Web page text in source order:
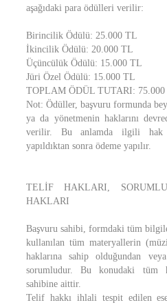
aşağıdaki para ödülleri verilir:
Birincilik Ödülü: 25.000 TL
İkincilik Ödülü: 20.000 TL
Üçüncülük Ödülü: 15.000 TL
Jüri Özel Ödülü: 15.000 TL
TOPLAM ÖDÜL TUTARI:
Not: Ödüller, başvuru formunda
ya da yönetmenin haklarını
verilir. Bu anlamda ilgili hak
yapıldıktan sonra ödeme yapılır.
TELİF HAKLARI,
HAKLARI
Başvuru sahibi, formdaki tüm
kullanılan tüm materyallerin
haklarına sahip olduğundan
sorumludur. Bu konudaki tüm
sahibine aittir.
Telif hakkı ihlali tespit edilen